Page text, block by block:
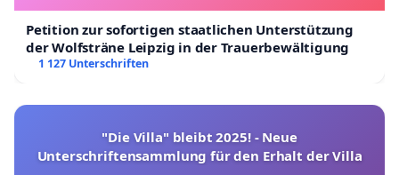
Petition zur sofortigen staatlichen Unterstützung
der Wolfsträne Leipzig in der Trauerbewältigung
1 127 Unterschriften
"Die Villa" bleibt 2025! - Neue
Unterschriftensammlung für den Erhalt der Villa